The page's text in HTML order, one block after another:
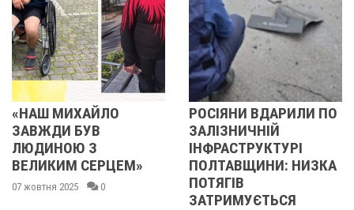
БУВ
З
СЕРЦЕМ»
2025 0
РОСІЯНИ ВДАРИЛИ ПО
ЗАЛІЗНИЧНІЙ
ІНФРАСТРУКТУРІ
ПОЛТАВЩИНИ: НИЗКА
ПОТЯГІВ
ЗАТРИМУЄТЬСЯ